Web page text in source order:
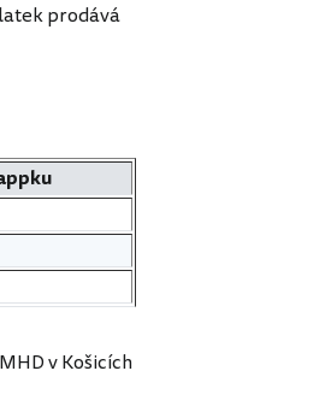
prodává
v Košicích